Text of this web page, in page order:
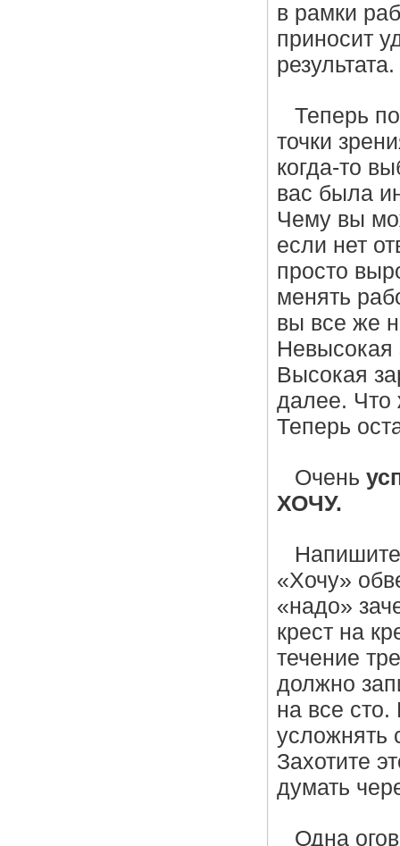
в рамки
приносит
Теперь
точки
когда-то
вас была
Чему вы
если нет
просто
менять
вы все же
Невысокая
Высокая
далее. Что
Теперь
Очень
ХОЧУ.
«Хочу»
«надо»
крест на
течение
должно
на все
усложнять
Захотите
думать
Одна